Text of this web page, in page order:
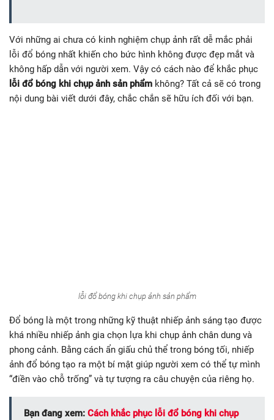
Với những ai chưa có kinh nghiệm chụp ảnh rất dễ mắc phải
lỗi đổ bóng nhất khiến cho bức hình không được đẹp mắt và
không hấp dẫn với người xem. Vậy có cách nào để khắc phục
lỗi đổ bóng khi chụp ảnh sản phẩm không? Tất cả sẽ có trong
nội dung bài viết dưới đây, chắc chắn sẽ hữu ích đối với bạn.
lỗi đổ bóng khi chụp ảnh sản phẩm
Đổ bóng là một trong những kỹ thuật nhiếp ảnh sáng tạo được
khá nhiều nhiếp ảnh gia chọn lựa khi chụp ảnh chân dung và
phong cảnh. Bằng cách ẩn giấu chủ thể trong bóng tối, nhiếp
ảnh đổ bóng tạo ra một bí mật giúp người xem có thể tự mình
“điền vào chỗ trống” và tự tượng ra câu chuyện của riêng họ.
Bạn đang xem: Cách khắc phục lỗi đổ bóng khi chụp